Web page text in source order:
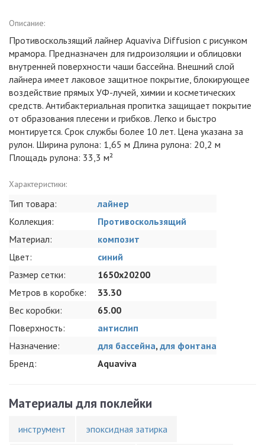
Описание:
Противоскользящий лайнер Aquaviva Diffusion с рисунком
мрамора. Предназначен для гидроизоляции и облицовки
внутренней поверхности чаши бассейна. Внешний слой
лайнера имеет лаковое защитное покрытие, блокирующее
воздействие прямых УФ-лучей, химии и косметических
средств. Антибактериальная пропитка защищает покрытие
от образования плесени и грибков. Легко и быстро
монтируется. Срок службы более 10 лет. Цена указана за
рулон. Ширина рулона: 1,65 м Длина рулона: 20,2 м
Площадь рулона: 33,3 м²
Характеристики:
Тип товара:
лайнер
Коллекция:
Противоскользящий
Материал:
композит
Цвет:
синий
Размер сетки:
1650x20200
Метров в коробке:
33.30
Вес коробки:
65.00
Поверхность:
антислип
Назначение:
для бассейна, для фонтана
Бренд:
Aquaviva
Материалы для поклейки
инструмент эпоксидная затирка